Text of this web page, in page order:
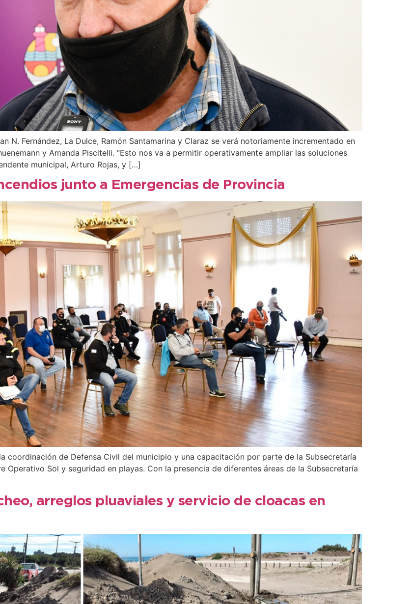
N. Fernández, La Dulce, Ramón Santamarina y Claraz se verá notoriamente incrementado en
y Amanda Piscitelli. “Esto nos va a permitir operativamente ampliar las soluciones
municipal, Arturo Rojas, y […]
junto a Emergencias de Provincia
coordinación de Defensa Civil del municipio y una capacitación por parte de la Subsecretaría
Operativo Sol y seguridad en playas. Con la presencia de diferentes áreas de la Subsecretaría
arreglos pluaviales y servicio de cloacas en